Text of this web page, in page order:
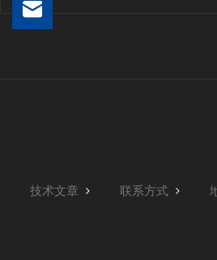
技术文章 联系方式